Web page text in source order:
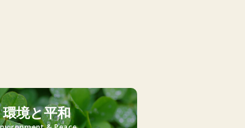
環境と平和